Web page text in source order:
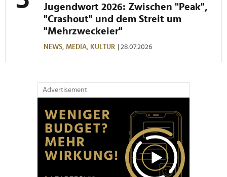
Jugendwort 2026: Zwischen "Peak",
"Crashout" und dem Streit um
"Mehrzweckeier"
NEWS, MEDIA, KULTUR | 28.07.2026
Advertisement